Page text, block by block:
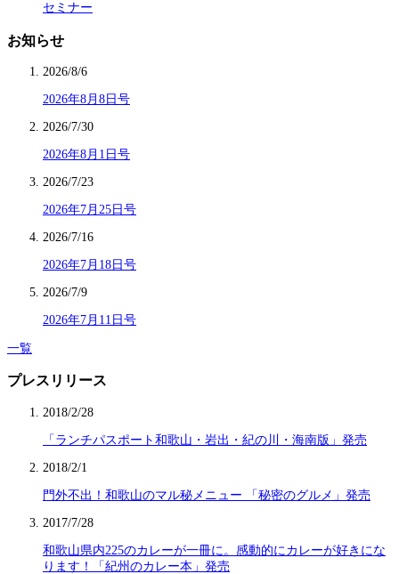
セミナー
お知らせ
2026/8/6
2026年8月8日号
2026/7/30
2026年8月1日号
2026/7/23
2026年7月25日号
2026/7/16
2026年7月18日号
2026/7/9
2026年7月11日号
一覧
プレスリリース
2018/2/28
「ランチパスポート和歌山・岩出・紀の川・海南版」発売
2018/2/1
門外不出！和歌山のマル秘メニュー 「秘密のグルメ」発売
2017/7/28
和歌山県内225のカレーが一冊に。感動的にカレーが好きにな
ります！「紀州のカレー本」発売